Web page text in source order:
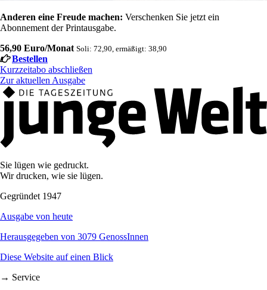
Anderen eine Freude machen: Verschenken Sie jetzt ein
Abonnement der Printausgabe.
56,90 Euro/Monat Soli: 72,90, ermäßigt: 38,90
Bestellen
Kurzzeitabo abschließen
Zur aktuellen Ausgabe
Sie lügen wie gedruckt.
Wir drucken, wie sie lügen.
Gegründet 1947
Ausgabe von heute
Herausgegeben von 3079 GenossInnen
Diese Website auf einen Blick
→ Service